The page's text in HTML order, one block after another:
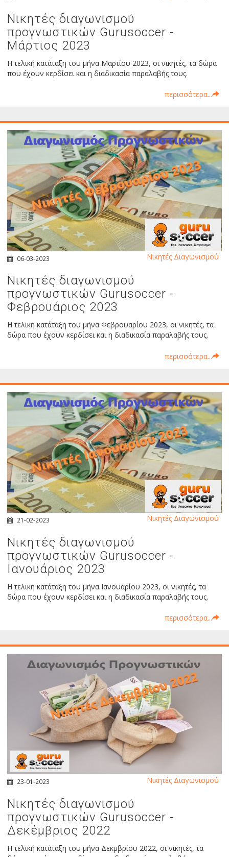
Νικητές διαγωνισμού
προγνωστικών Gurusoccer -
Μάρτιος 2023
Η τελική κατάταξη του μήνα Μαρτίου 2023, οι νικητές, τα δώρα
που έχουν κερδίσει και η διαδικασία παραλαβής τους.
περισσότερα...
06-03-2023
Νικητές διαγωνισμού
προγνωστικών Gurusoccer -
Φεβρουάριος 2023
Η τελική κατάταξη του μήνα Φεβρουαρίου 2023, οι νικητές, τα
δώρα που έχουν κερδίσει και η διαδικασία παραλαβής τους.
περισσότερα...
Νικητές Διαγωνισμού
21-02-2023
Νικητές διαγωνισμού
προγνωστικών Gurusoccer -
Ιανουάριος 2023
Η τελική κατάταξη του μήνα Ιανουαρίου 2023, οι νικητές, τα
δώρα που έχουν κερδίσει και η διαδικασία παραλαβής τους.
περισσότερα...
Νικητές Διαγωνισμού
23-01-2023
Νικητές διαγωνισμού
προγνωστικών Gurusoccer -
Δεκέμβριος 2022
Η τελική κατάταξη του μήνα Δεκμβρίου 2022, οι νικητές, τα
Νικητές Διαγωνισμού